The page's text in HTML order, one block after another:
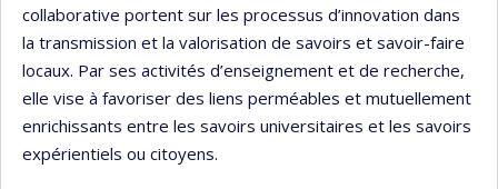
collaborative portent sur les processus d’innovation dans
la transmission et la valorisation de savoirs et savoir-faire
locaux. Par ses activités d’enseignement et de recherche,
elle vise à favoriser des liens perméables et mutuellement
enrichissants entre les savoirs universitaires et les savoirs
expérientiels ou citoyens.